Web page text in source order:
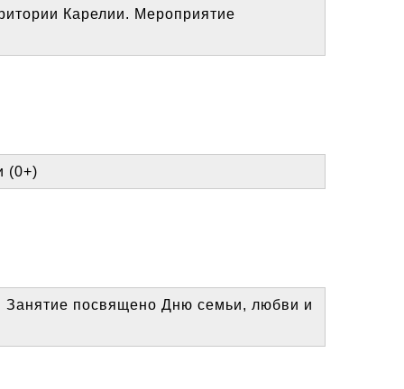
Карелии. Мероприятие
(0+)
Занятие посвящено Дню семьи, любви и